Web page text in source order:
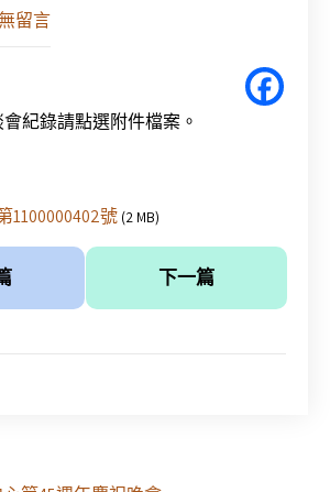
留言
紀錄請點選附件檔案。
1100000402號 (2 MB)
下一篇